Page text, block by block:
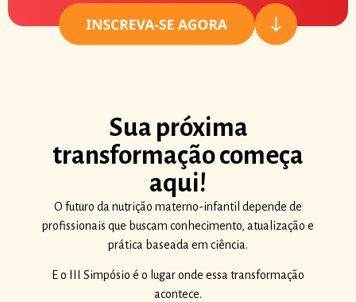
Sua próxima
transformação começa
aqui!
O futuro da nutrição materno-infantil depende de
profissionais que buscam conhecimento, atualização e
prática baseada em ciência.
E o III Simpósio é o lugar onde essa transformação
acontece.